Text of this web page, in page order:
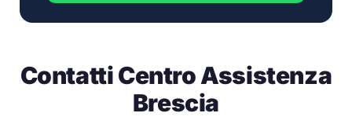
Contatti Centro Assistenza
Brescia